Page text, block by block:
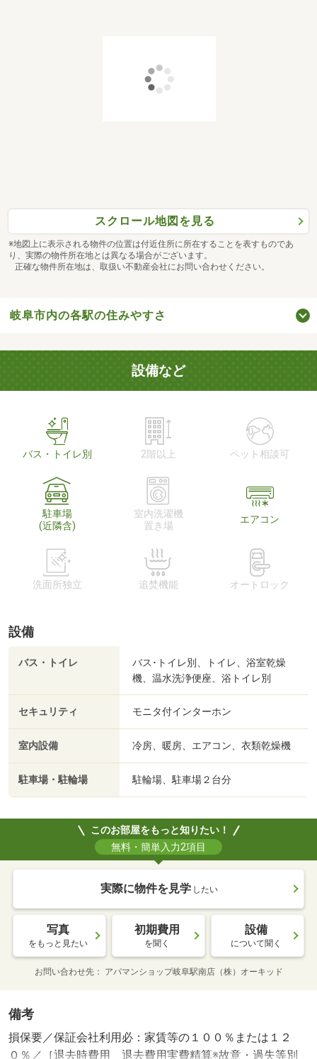
スクロール地図を見る
※地図上に表示される物件の位置は付近住所に所在することを表すものであ
り、実際の物件所在地とは異なる場合がございます。
正確な物件所在地は、取扱い不動産会社にお問い合わせください。
岐阜市内の各駅の住みやすさ
設備など
バス・トイレ別 2階以上 ペット相談可
駐車場
(近隣含)
室内洗濯機
置き場
エアコン
洗面所独立 追焚機能 オートロック
設備
バス・トイレ
バス･トイレ別、トイレ、浴室乾燥
機、温水洗浄便座、浴トイレ別
セキュリティ モニタ付インターホン
室内設備 冷房、暖房、エアコン、衣類乾燥機
駐車場・駐輪場 駐輪場、駐車場２台分
このお部屋をもっと知りたい！
無料・簡単入力2項目
実際に物件を見学 したい
写真
をもっと見たい
初期費用
を聞く
設備
について聞く
お問い合わせ先 アパマンショップ岐阜駅南店（株）オーキッド
備考
損保要／保証会社利用必：家賃等の１００％または１２
０％／［退去時費用 退去費用実費精算※故意・過失等別